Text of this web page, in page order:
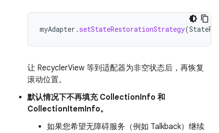
myAdapter . setStateRestorationStrategy(
让 RecyclerView 等到适配器为非空状态后，再恢复
滚动位置。
默认情况下不再填充 CollectionInfo 和
CollectionItemInfo。
如果您希望无障碍服务（例如 Talkback）继续